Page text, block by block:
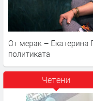
От мерак – Екатерина
политиката
Четени